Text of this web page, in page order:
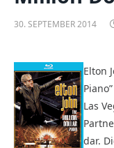
30. SEPTEMBER 2014
Elton
Las
dar.